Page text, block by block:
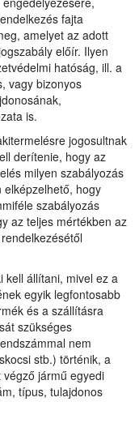
fajta
amelyet az adott
előír. Ilyen
hatóság, ill. a
vagy bizonyos
is.
jogosultnak
derítenie, hogy az
milyen szabályozás
elképzelhető, hogy
szabályozás
az teljes mértékben az
állítani, mivel ez a
egyik legfontosabb
és a szállításra
szükséges
nem
stb.) történik, a
jármű egyedi
típus, tulajdonos